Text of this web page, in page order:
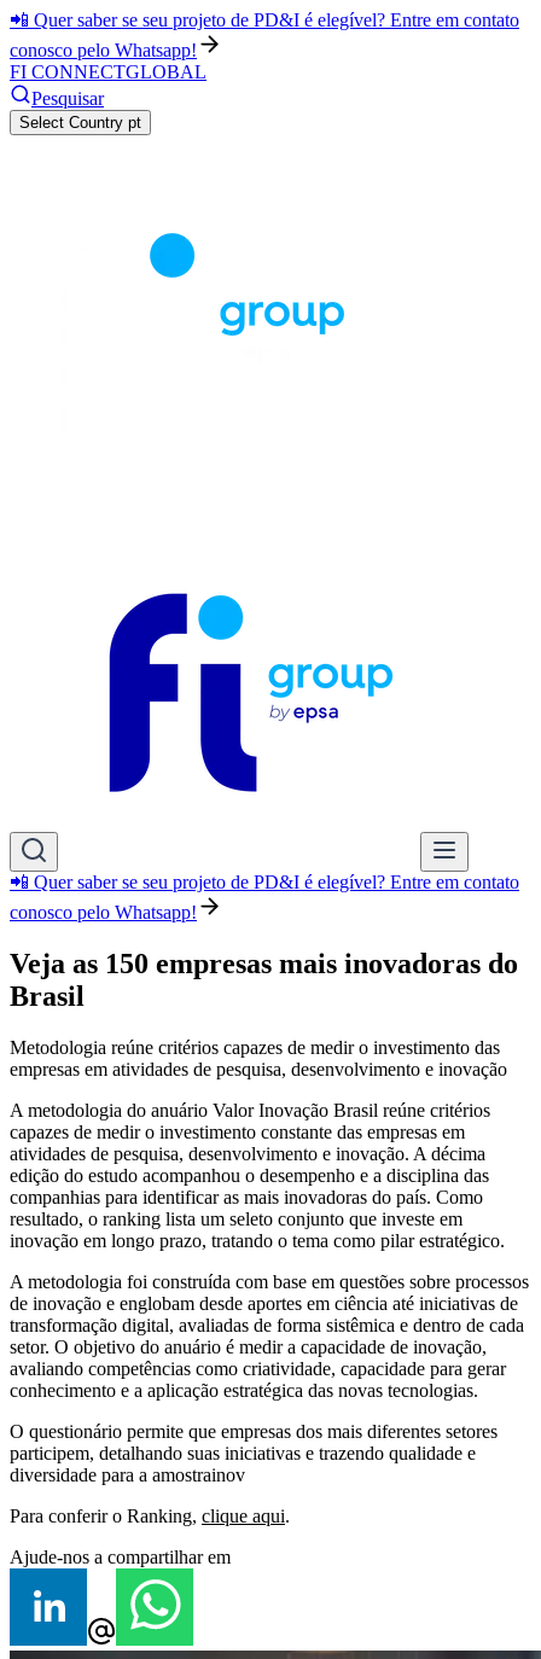
📲 Quer saber se seu projeto de PD&I é elegível? Entre em contato
conosco pelo Whatsapp!
FI CONNECTGLOBAL
Pesquisar
Select Country pt
📲 Quer saber se seu projeto de PD&I é elegível? Entre em contato
conosco pelo Whatsapp!
Veja as 150 empresas mais inovadoras do
Brasil
Metodologia reúne critérios capazes de medir o investimento das
empresas em atividades de pesquisa, desenvolvimento e inovação
A metodologia do anuário Valor Inovação Brasil reúne critérios
capazes de medir o investimento constante das empresas em
atividades de pesquisa, desenvolvimento e inovação. A décima
edição do estudo acompanhou o desempenho e a disciplina das
companhias para identificar as mais inovadoras do país. Como
resultado, o ranking lista um seleto conjunto que investe em
inovação em longo prazo, tratando o tema como pilar estratégico.
A metodologia foi construída com base em questões sobre processos
de inovação e englobam desde aportes em ciência até iniciativas de
transformação digital, avaliadas de forma sistêmica e dentro de cada
setor. O objetivo do anuário é medir a capacidade de inovação,
avaliando competências como criatividade, capacidade para gerar
conhecimento e a aplicação estratégica das novas tecnologias.
O questionário permite que empresas dos mais diferentes setores
participem, detalhando suas iniciativas e trazendo qualidade e
diversidade para a amostrainov
Para conferir o Ranking, clique aqui.
Ajude-nos a compartilhar em